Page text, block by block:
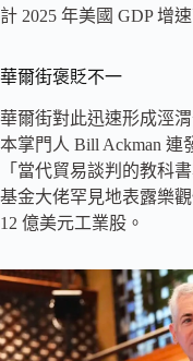
計 2025 年美國 GDP 增
華爾街褒貶不一
華爾街對此迅速形成涇
本掌門人 Bill Ackman 連
「當代貿易談判的教科
基金大佬罕見地表露樂
12 億美元工業股。